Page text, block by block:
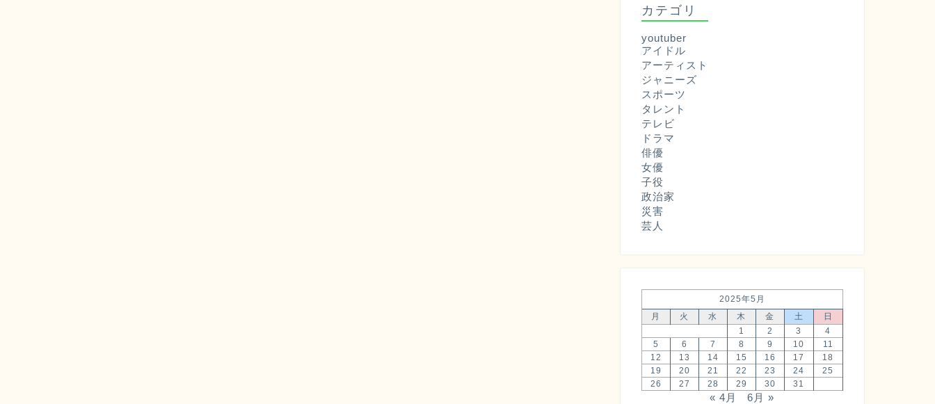
カテゴリ
youtuber
アイドル
アーティスト
ジャニーズ
スポーツ
タレント
テレビ
ドラマ
俳優
女優
子役
政治家
災害
芸人
2025年5月
月
火 水 木 金 土
日
1
2 3
4
5
6 7 8 9 10
11
12
13 14 15 16 17
18
19
20 21 22 23 24
25
26
27 28 29 30 31
« 4月 6月 »